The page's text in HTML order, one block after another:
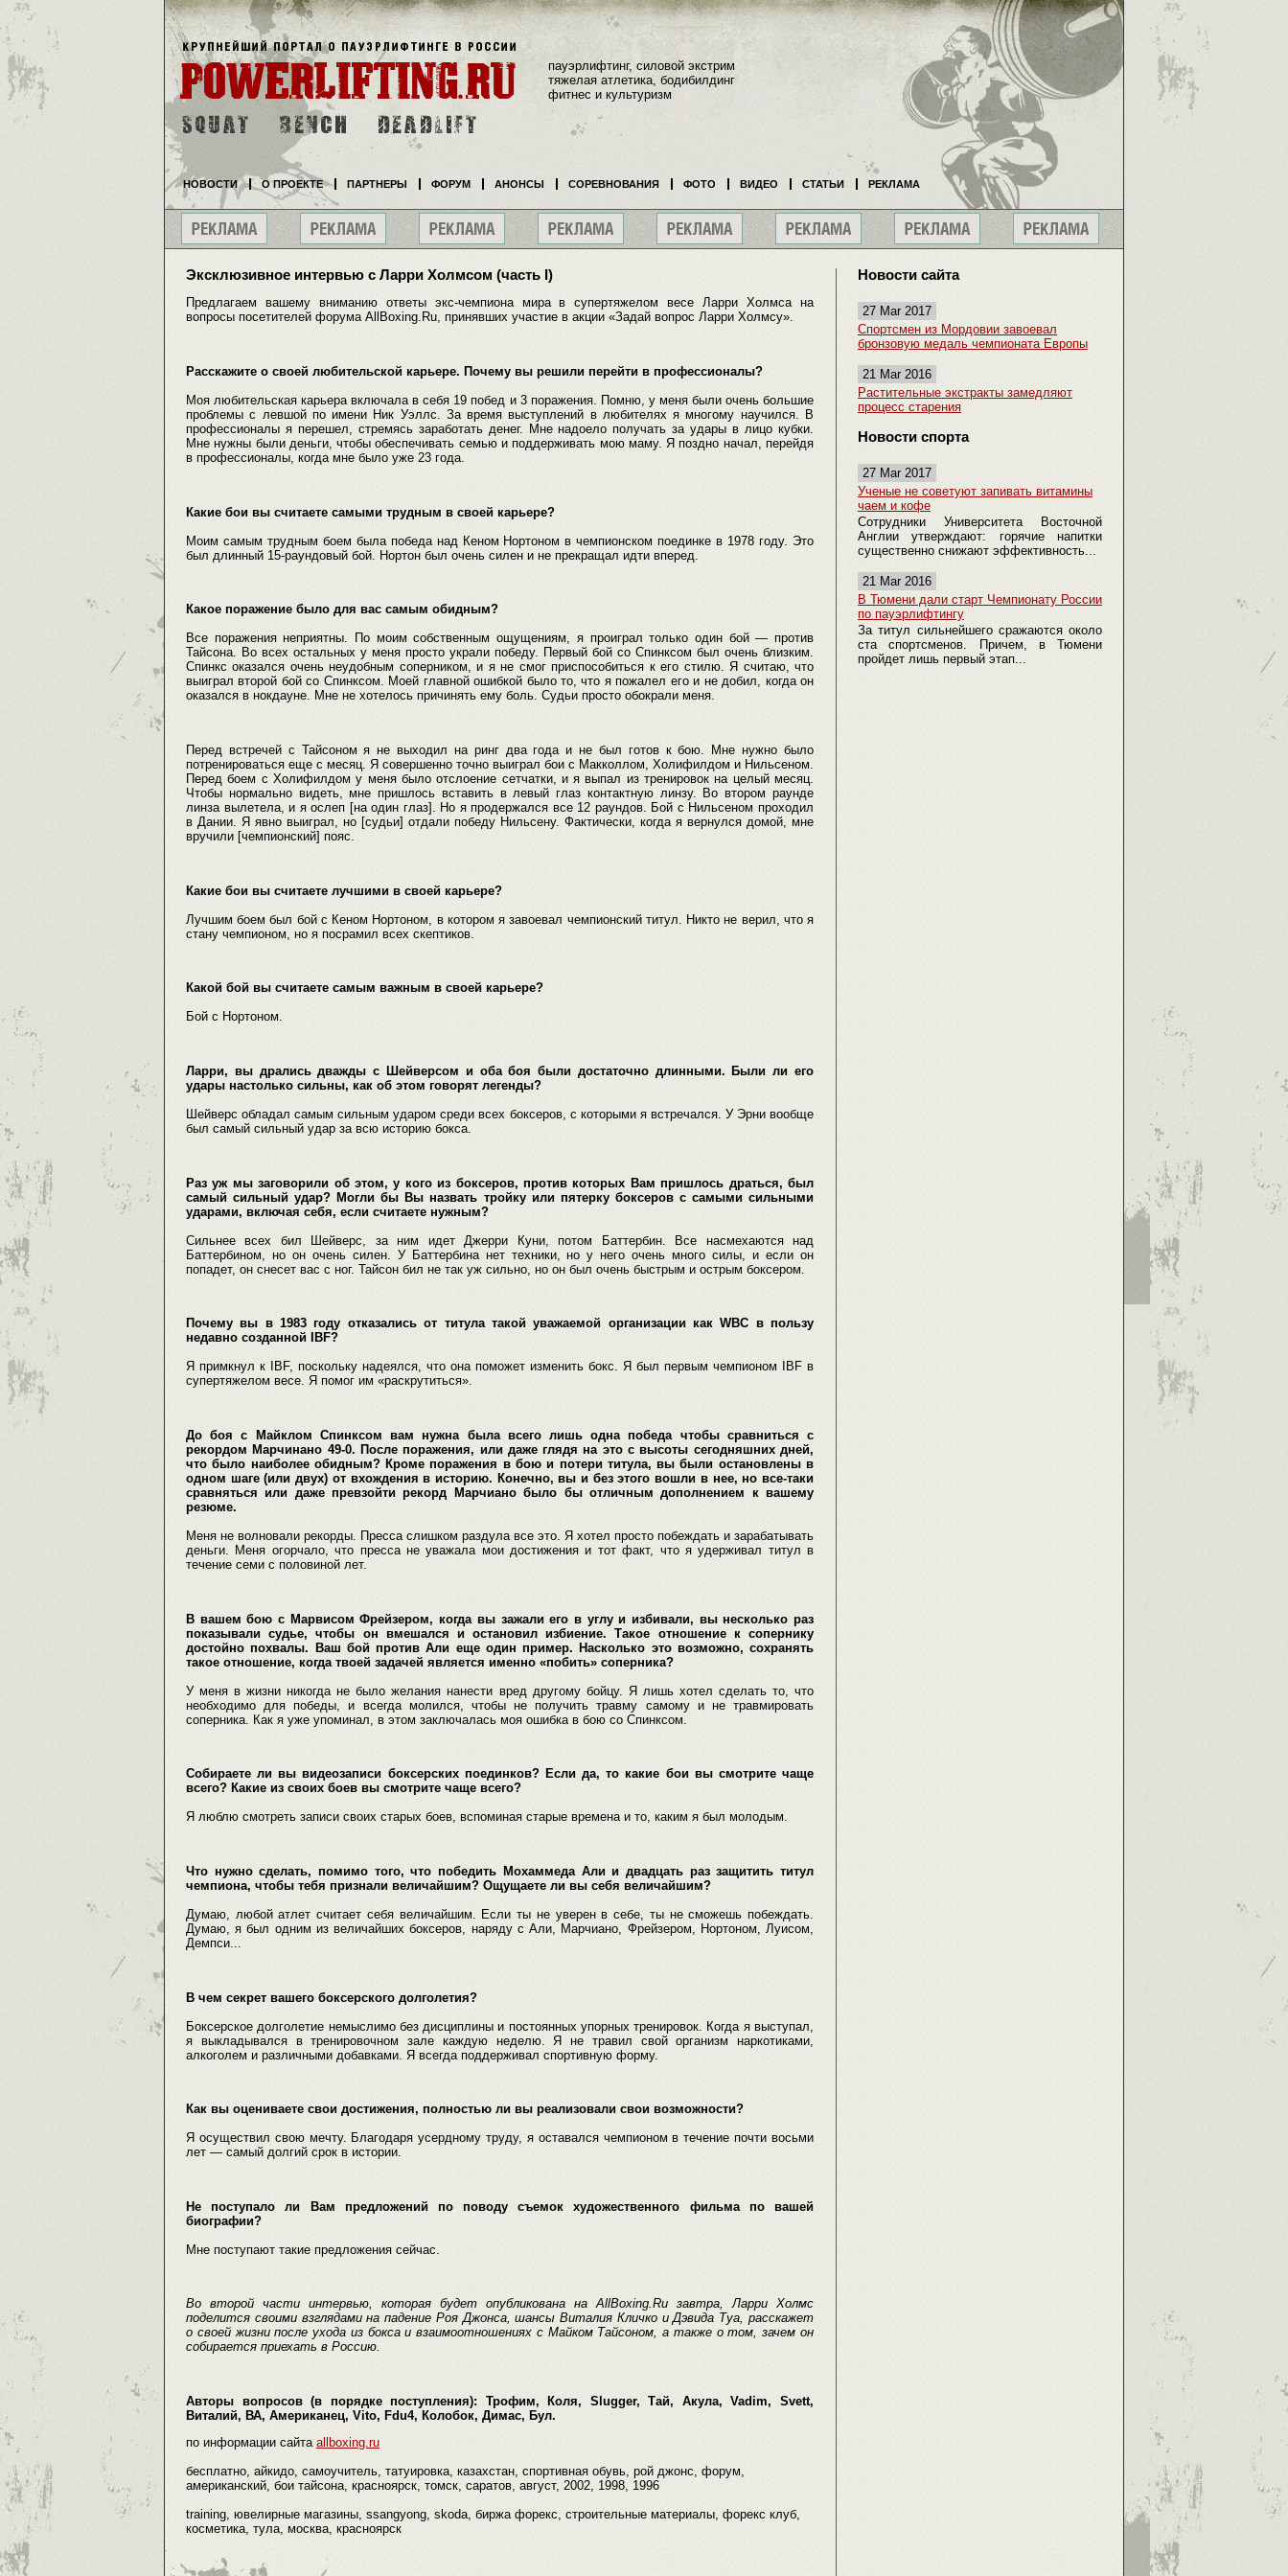
Эксклюзивное интервью с Ларри Холмсом (часть I)
Предлагаем вашему вниманию ответы экс-чемпиона мира в супертяжелом весе Ларри Холмса на
вопросы посетителей форума AllBoxing.Ru, принявших участие в акции «Задай вопрос Ларри Холмсу».
Расскажите о своей любительской карьере. Почему вы решили перейти в профессионалы?
Моя любительская карьера включала в себя 19 побед и 3 поражения. Помню, у меня были очень большие
проблемы с левшой по имени Ник Уэллс. За время выступлений в любителях я многому научился. В
профессионалы я перешел, стремясь заработать денег. Мне надоело получать за удары в лицо кубки.
Мне нужны были деньги, чтобы обеспечивать семью и поддерживать мою маму. Я поздно начал, перейдя
в профессионалы, когда мне было уже 23 года.
Какие бои вы считаете самыми трудным в своей карьере?
Моим самым трудным боем была победа над Кеном Нортоном в чемпионском поединке в 1978 году. Это
был длинный 15-раундовый бой. Нортон был очень силен и не прекращал идти вперед.
Какое поражение было для вас самым обидным?
Все поражения неприятны. По моим собственным ощущениям, я проиграл только один бой — против
Тайсона. Во всех остальных у меня просто украли победу. Первый бой со Спинксом был очень близким.
Спинкс оказался очень неудобным соперником, и я не смог приспособиться к его стилю. Я считаю, что
выиграл второй бой со Спинксом. Моей главной ошибкой было то, что я пожалел его и не добил, когда он
оказался в нокдауне. Мне не хотелось причинять ему боль. Судьи просто обокрали меня.
Перед встречей с Тайсоном я не выходил на ринг два года и не был готов к бою. Мне нужно было
потренироваться еще с месяц. Я совершенно точно выиграл бои с Макколлом, Холифилдом и Нильсеном.
Перед боем с Холифилдом у меня было отслоение сетчатки, и я выпал из тренировок на целый месяц.
Чтобы нормально видеть, мне пришлось вставить в левый глаз контактную линзу. Во втором раунде
линза вылетела, и я ослеп [на один глаз]. Но я продержался все 12 раундов. Бой с Нильсеном проходил
в Дании. Я явно выиграл, но [судьи] отдали победу Нильсену. Фактически, когда я вернулся домой, мне
вручили [чемпионский] пояс.
Какие бои вы считаете лучшими в своей карьере?
Лучшим боем был бой с Кеном Нортоном, в котором я завоевал чемпионский титул. Никто не верил, что я
стану чемпионом, но я посрамил всех скептиков.
Какой бой вы считаете самым важным в своей карьере?
Бой с Нортоном.
Ларри, вы дрались дважды с Шейверсом и оба боя были достаточно длинными. Были ли его
удары настолько сильны, как об этом говорят легенды?
Шейверс обладал самым сильным ударом среди всех боксеров, с которыми я встречался. У Эрни вообще
был самый сильный удар за всю историю бокса.
Раз уж мы заговорили об этом, у кого из боксеров, против которых Вам пришлось драться, был
самый сильный удар? Могли бы Вы назвать тройку или пятерку боксеров с самыми сильными
ударами, включая себя, если считаете нужным?
Сильнее всех бил Шейверс, за ним идет Джерри Куни, потом Баттербин. Все насмехаются над
Баттербином, но он очень силен. У Баттербина нет техники, но у него очень много силы, и если он
попадет, он снесет вас с ног. Тайсон бил не так уж сильно, но он был очень быстрым и острым боксером.
Почему вы в 1983 году отказались от титула такой уважаемой организации как WBC в пользу
недавно созданной IBF?
Я примкнул к IBF, поскольку надеялся, что она поможет изменить бокс. Я был первым чемпионом IBF в
супертяжелом весе. Я помог им «раскрутиться».
До боя с Майклом Спинксом вам нужна была всего лишь одна победа чтобы сравниться с
рекордом Марчинано 49-0. После поражения, или даже глядя на это с высоты сегодняшних дней,
что было наиболее обидным? Кроме поражения в бою и потери титула, вы были остановлены в
одном шаге (или двух) от вхождения в историю. Конечно, вы и без этого вошли в нее, но все-таки
сравняться или даже превзойти рекорд Марчиано было бы отличным дополнением к вашему
резюме.
Меня не волновали рекорды. Пресса слишком раздула все это. Я хотел просто побеждать и зарабатывать
деньги. Меня огорчало, что пресса не уважала мои достижения и тот факт, что я удерживал титул в
течение семи с половиной лет.
В вашем бою с Марвисом Фрейзером, когда вы зажали его в углу и избивали, вы несколько раз
показывали судье, чтобы он вмешался и остановил избиение. Такое отношение к сопернику
достойно похвалы. Ваш бой против Али еще один пример. Насколько это возможно, сохранять
такое отношение, когда твоей задачей является именно «побить» соперника?
У меня в жизни никогда не было желания нанести вред другому бойцу. Я лишь хотел сделать то, что
необходимо для победы, и всегда молился, чтобы не получить травму самому и не травмировать
соперника. Как я уже упоминал, в этом заключалась моя ошибка в бою со Спинксом.
Собираете ли вы видеозаписи боксерских поединков? Если да, то какие бои вы смотрите чаще
всего? Какие из своих боев вы смотрите чаще всего?
Я люблю смотреть записи своих старых боев, вспоминая старые времена и то, каким я был молодым.
Что нужно сделать, помимо того, что победить Мохаммеда Али и двадцать раз защитить титул
чемпиона, чтобы тебя признали величайшим? Ощущаете ли вы себя величайшим?
Думаю, любой атлет считает себя величайшим. Если ты не уверен в себе, ты не сможешь побеждать.
Думаю, я был одним из величайших боксеров, наряду с Али, Марчиано, Фрейзером, Нортоном, Луисом,
Демпси...
В чем секрет вашего боксерского долголетия?
Боксерское долголетие немыслимо без дисциплины и постоянных упорных тренировок. Когда я выступал,
я выкладывался в тренировочном зале каждую неделю. Я не травил свой организм наркотиками,
алкоголем и различными добавками. Я всегда поддерживал спортивную форму.
Как вы оцениваете свои достижения, полностью ли вы реализовали свои возможности?
Я осуществил свою мечту. Благодаря усердному труду, я оставался чемпионом в течение почти восьми
лет — самый долгий срок в истории.
Не поступало ли Вам предложений по поводу съемок художественного фильма по вашей
биографии?
Мне поступают такие предложения сейчас.
Во второй части интервью, которая будет опубликована на AllBoxing.Ru завтра, Ларри Холмс
поделится своими взглядами на падение Роя Джонса, шансы Виталия Кличко и Дэвида Туа, расскажет
о своей жизни после ухода из бокса и взаимоотношениях с Майком Тайсоном, а также о том, зачем он
собирается приехать в Россию.
Авторы вопросов (в порядке поступления): Трофим, Коля, Slugger, Тай, Акула, Vadim, Svett,
Виталий, ВА, Американец, Vito, Fdu4, Колобок, Димас, Бул.
по информации сайта allboxing.ru
бесплатно, айкидо, самоучитель, татуировка, казахстан, спортивная обувь, рой джонс, форум,
американский, бои тайсона, красноярск, томск, саратов, август, 2002, 1998, 1996
training, ювелирные магазины, ssangyong, skoda, биржа форекс, строительные материалы, форекс клуб,
косметика, тула, москва, красноярск
Новости сайта
27 Mar 2017
Спортсмен из Мордовии завоевал
бронзовую медаль чемпионата Европы
21 Mar 2016
Растительные экстракты замедляют
процесс старения
Новости спорта
27 Mar 2017
Ученые не советуют запивать витамины
чаем и кофе
Сотрудники Университета Восточной
Англии утверждают: горячие напитки
существенно снижают эффективность...
21 Mar 2016
В Тюмени дали старт Чемпионату России
по пауэрлифтингу
За титул сильнейшего сражаются около
ста спортсменов. Причем, в Тюмени
пройдет лишь первый этап...
пауэрлифтинг, силовой экстрим
тяжелая атлетика, бодибилдинг
фитнес и культуризм
НОВОСТИ О ПРОЕКТЕ ПАРТНЕРЫ ФОРУМ АНОНСЫ СОРЕВНОВАНИЯ ФОТО ВИДЕО СТАТЬИ РЕКЛАМА